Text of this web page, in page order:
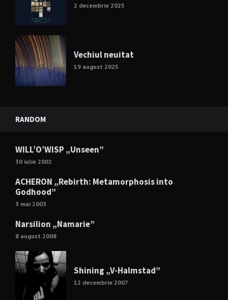
2 decembrie 2025
Vechiul neuitat
19 august 2025
RANDOM
WILL’O’WISP „Unseen”
30 iulie 2002
ACHERON „Rebirth: Metamorphosis into
Godhood”
3 mai 2003
Narsilion „Namarie”
8 august 2008
Shining „V-Halmstad”
12 decembrie 2007